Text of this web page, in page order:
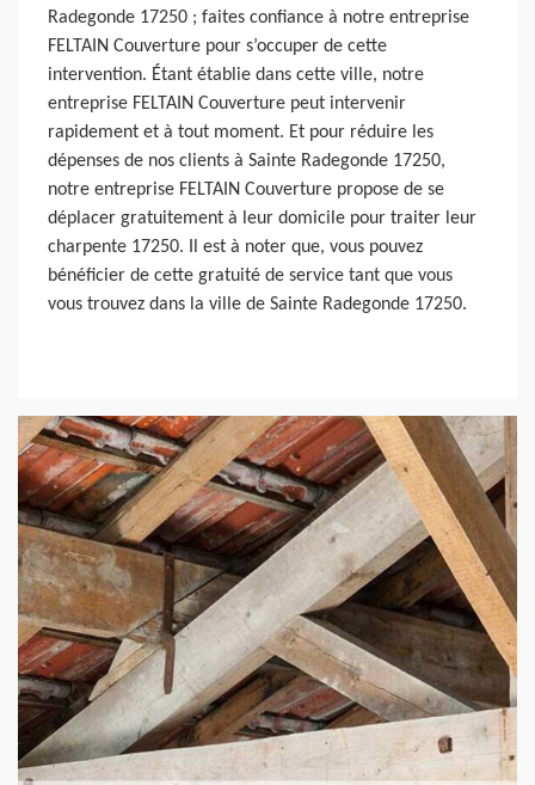
Radegonde 17250 ; faites confiance à notre entreprise
FELTAIN Couverture pour s’occuper de cette
intervention. Étant établie dans cette ville, notre
entreprise FELTAIN Couverture peut intervenir
rapidement et à tout moment. Et pour réduire les
dépenses de nos clients à Sainte Radegonde 17250,
notre entreprise FELTAIN Couverture propose de se
déplacer gratuitement à leur domicile pour traiter leur
charpente 17250. Il est à noter que, vous pouvez
bénéficier de cette gratuité de service tant que vous
vous trouvez dans la ville de Sainte Radegonde 17250.